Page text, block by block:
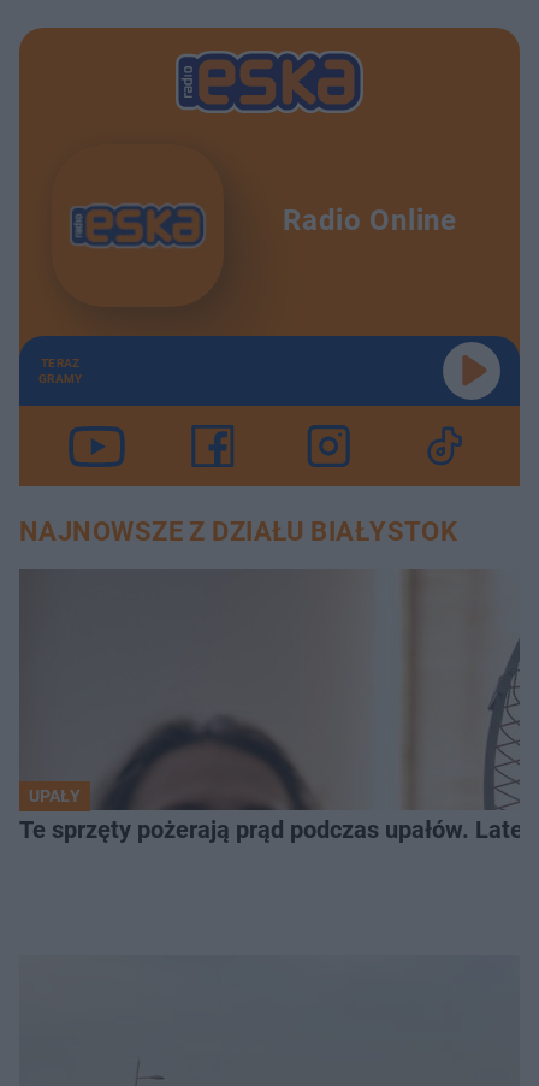
Radio Online
TERAZ
GRAMY
NAJNOWSZE Z DZIAŁU BIAŁYSTOK
UPAŁY
Te sprzęty pożerają prąd podczas upałów.